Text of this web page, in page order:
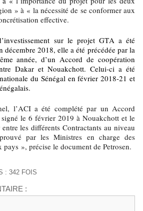
» à « la nécessité de se conformer aux
effective.
sur le projet GTA a été
décembre 2018, elle a été précédée par la
année, d’un Accord de coopération
Dakar et Nouakchott. Celui-ci a été
du Sénégal en février 2018-21 et
l’ACI a été complété par un Accord
le 6 février 2019 à Nouakchott et le
les différents Contractants au niveau
par les Ministres en charge des
», précise le document de Petrosen.
: 342 FOIS
: